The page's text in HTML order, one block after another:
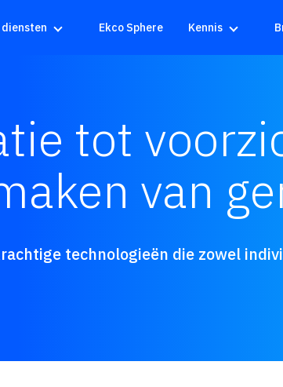
diensten Ekco Sphere Kennis
tot
van
technologieën die zowel